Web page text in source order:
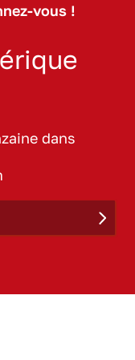
vous !
dans